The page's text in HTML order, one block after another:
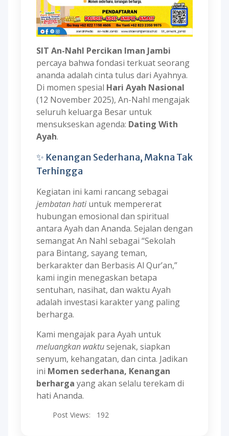
SIT An-Nahl Percikan Iman Jambi
percaya bahwa fondasi terkuat seorang
ananda adalah cinta tulus dari Ayahnya.
Di momen spesial Hari Ayah Nasional
(12 November 2025), An-Nahl mengajak
seluruh keluarga Besar untuk
mensukseskan agenda: Dating With
Ayah.
✨ Kenangan Sederhana, Makna Tak
Terhingga
Kegiatan ini kami rancang sebagai
jembatan hatiuntuk mempererat
hubungan emosional dan spiritual
antara Ayah dan Ananda. Sejalan dengan
semangat An Nahl sebagai “Sekolah
para Bintang, sayang teman,
berkarakter dan Berbasis Al Qur’an,”
kami ingin menegaskan betapa
sentuhan, nasihat, dan waktu Ayah
adalah investasi karakter yang paling
berharga.
Kami mengajak para Ayah untuk
meluangkan waktusejenak, siapkan
senyum, kehangatan, dan cinta. Jadikan
ini Momen sederhana, Kenangan
berharga yang akan selalu terekam di
hati Ananda.
Post Views: 192